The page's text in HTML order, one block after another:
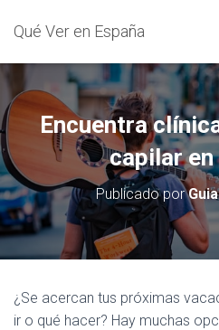
Qué Ver en España
Encuentra
capilar en
Publicado por
¿Se acercan tus próximas
ir o qué hacer? Hay muchas